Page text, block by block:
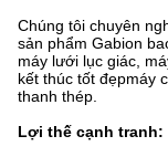
Chúng tôi chuyên
sản phẩm Gabion
máy lưới lục giác,
kết thúc tốt đẹpmáy
thanh thép.
Lợi thế cạnh tranh: